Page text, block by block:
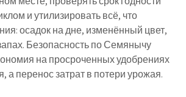
и утилизировать всё, что
осадок на дне, изменённый цвет,
Безопасность по Семянычу
на просроченных удобрениях
а перенос затрат в потери урожая.